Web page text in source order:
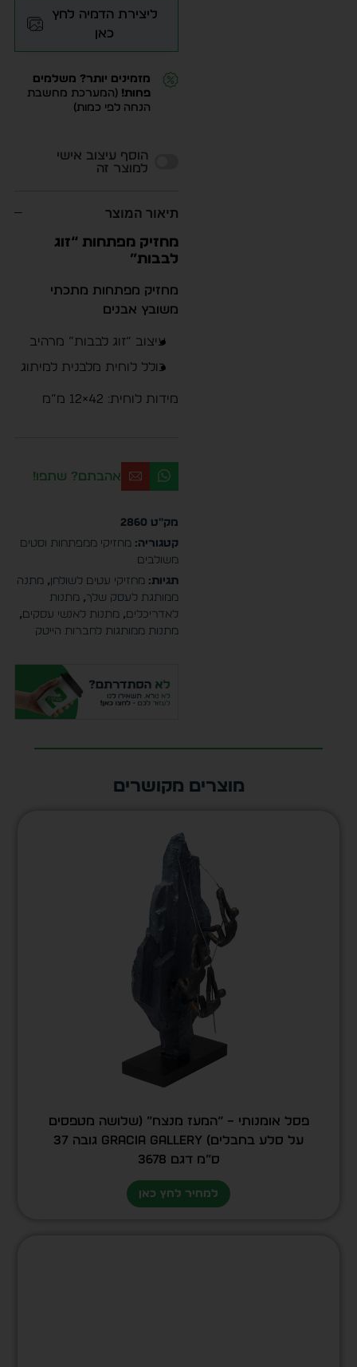
ליצירת הדמיה לחץ
כאן
מזמינים יותר? משלמים
פחות! (המערכת מחשבת
הנחה לפי כמות)
הוסף עיצוב אישי
למוצר זה
תיאור המוצר
מחזיק מפתחות “זוג
לבבות”
מחזיק מפתחות מתכתי
משובץ אבנים
עיצוב “זוג לבבות” מרהיב
כולל לוחית מלבנית למיתוג
מידות לוחית: 42×12 מ”מ
אהבתם? שתפו!
מק"ט 2860
קטגוריה: מחזיקי ממפתחות וסטים
משולבים
תגיות: מחזיקי עטים לשולחן, מתנה
ממותגת לעסק שלך, מתנות
לאדריכלים, מתנות לאנשי עסקים,
מתנות ממותגות לחברות הייטק
מוצרים מקושרים
פסל אומנותי – “המעז מנצח” (שלושה מטפסים
על סלע בחבלים) GRACIA GALLERY גובה 37
ס”מ דגם 3678
למחיר לחץ כאן